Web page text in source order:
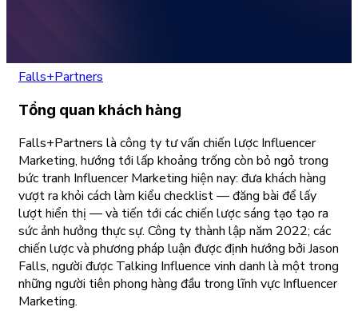
Falls+Partners
Tổng quan khách hàng
Falls+Partners là công ty tư vấn chiến lược Influencer
Marketing, hướng tới lấp khoảng trống còn bỏ ngỏ trong
bức tranh Influencer Marketing hiện nay: đưa khách hàng
vượt ra khỏi cách làm kiểu checklist — đăng bài để lấy
lượt hiển thị — và tiến tới các chiến lược sáng tạo tạo ra
sức ảnh hưởng thực sự. Công ty thành lập năm 2022; các
chiến lược và phương pháp luận được định hướng bởi Jason
Falls, người được Talking Influence vinh danh là một trong
những người tiên phong hàng đầu trong lĩnh vực Influencer
Marketing.